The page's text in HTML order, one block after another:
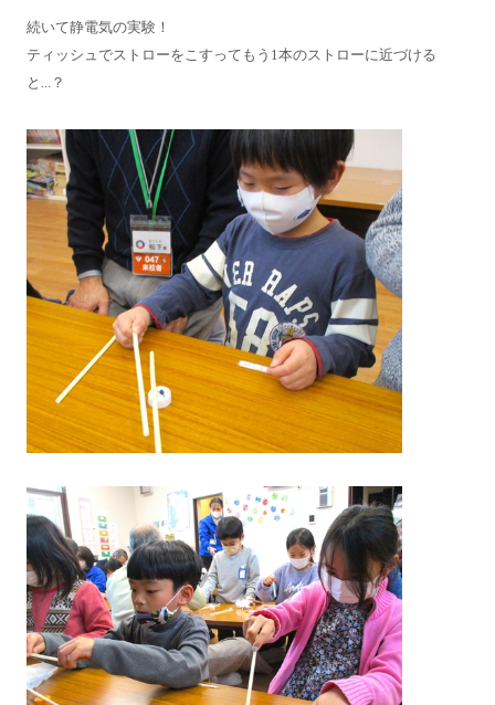
続いて静電気の実験！
ティッシュでストローをこすってもう1本のストローに近づける
と...？